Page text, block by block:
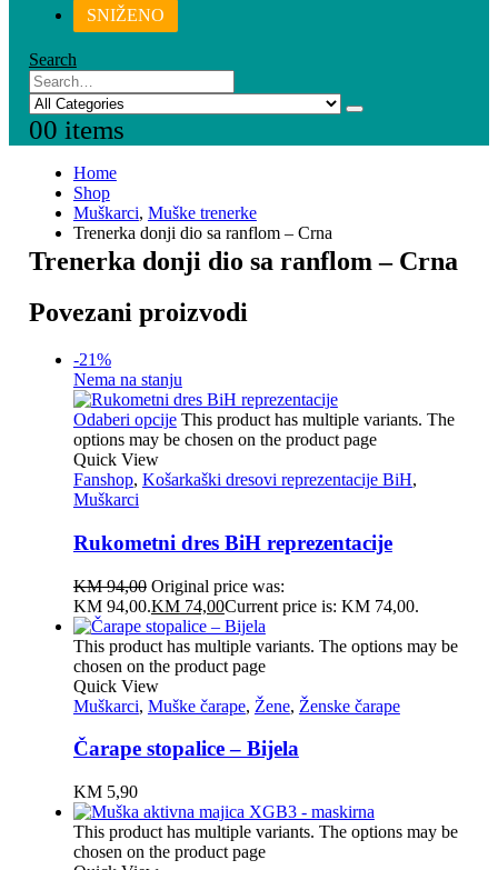
SNIŽENO
Search
00 items
Home
Shop
Muškarci, Muške trenerke
Trenerka donji dio sa ranflom – Crna
Trenerka donji dio sa ranflom – Crna
Povezani proizvodi
-21%
Nema na stanju
Odaberi opcije This product has multiple variants. The
options may be chosen on the product page
Quick View
Fanshop, Košarkaški dresovi reprezentacije BiH,
Muškarci
Rukometni dres BiH reprezentacije
KM94,00 Original price was:
KM 94,00.KM74,00Current price is: KM 74,00.
This product has multiple variants. The options may be
chosen on the product page
Quick View
Muškarci, Muške čarape, Žene, Ženske čarape
Čarape stopalice – Bijela
KM5,90
This product has multiple variants. The options may be
chosen on the product page